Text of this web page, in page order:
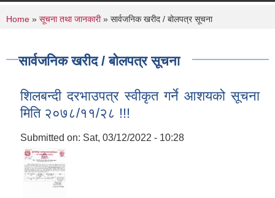
You are here
Home » सूचना तथा जानकारी» सार्वजनिक खरीद / बोलपत्र सूचना
सार्वजनिक खरीद / बोलपत्र सूचना
शिलबन्दी दरभाउपत्र स्वीकृत गर्ने आशयको सूचना
मिति २०७८/११/२८ !!!
Submitted on: Sat, 03/12/2022 - 10:28